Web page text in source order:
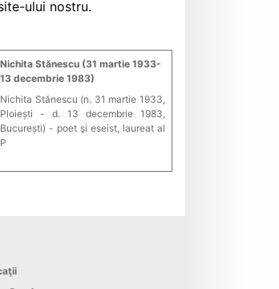
ului nostru.
Nichita Stănescu (31 martie 1933-
13 decembrie 1983)
Nichita Stănescu (n. 31 martie 1933,
Ploiești - d. 13 decembrie 1983,
București) - poet şi eseist, laureat al
P